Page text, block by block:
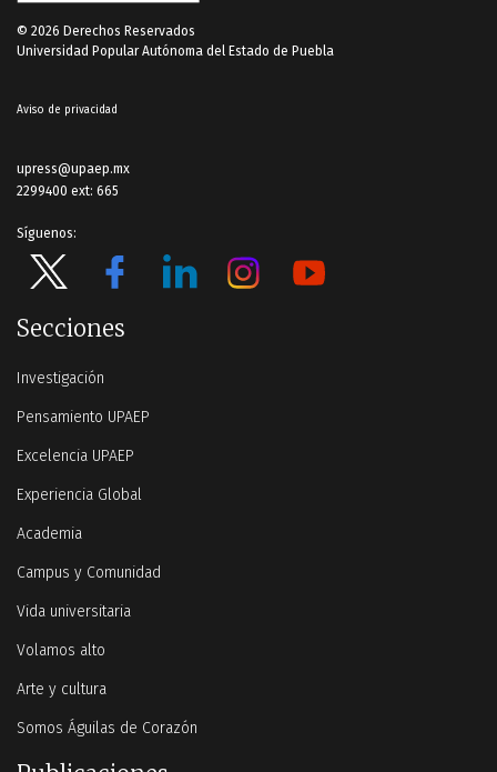
© 2026 Derechos Reservados
Universidad Popular Autónoma del Estado de Puebla
Aviso de privacidad
upress@upaep.mx
2299400 ext: 665
Síguenos:
Secciones
Investigación
Pensamiento UPAEP
Excelencia UPAEP
Experiencia Global
Academia
Campus y Comunidad
Vida universitaria
Volamos alto
Arte y cultura
Somos Águilas de Corazón